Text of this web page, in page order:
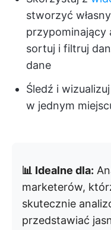
stworzyć
przypominający
sortuj i filtruj
dane
Śledź i
w jednym
📊 Idealne dla:
marketerów,
skutecznie
przedstawiać